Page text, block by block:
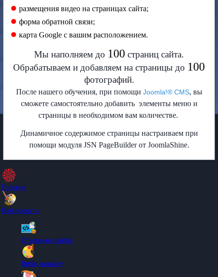
размещения видео на страницах сайта;
форма обратной связи;
карта Google с вашим расположением.
Мы наполняем до 100 страниц сайта.
Обрабатываем и добавляем на страницы до 100
фотографий.
После нашего обучения, при помощи Joomla!® CMS, вы
сможете самостоятельно добавить элементы меню и
страницы в необходимом вам количестве.
Динамичное содержимое страницы настраиваем при
помощи модуля JSN PageBuilder от JoomlaShine.
Головна
Веб-послуги
Створення сайтів
Вибір дизайну